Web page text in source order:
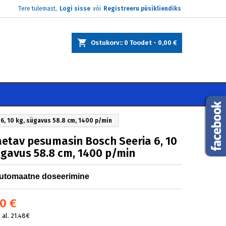
Tere tulemast, Logi sisse või Registreeru püsikliendiks
Ostukorv: 0 Toodet - 0,00 €
10 kg, sügavus 58.8 cm, 1400 p/min
pesumasin Bosch Seeria 6, 10
58.8 cm, 1400 p/min
doseerimine
€
al. 21.48€